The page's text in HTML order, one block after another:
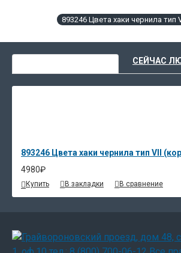
893246 Цвета хаки чернила тип
СЕЙЧАС
893246 Цвета хаки чернила тип VII
4980₽
Купить В закладки В сравнение